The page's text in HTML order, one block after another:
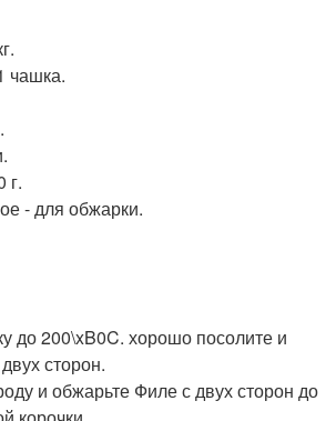
чашка.
г.
- для обжарки.
до 200\xB0C. хорошо посолите и
сторон.
и обжарьте Филе с двух сторон до